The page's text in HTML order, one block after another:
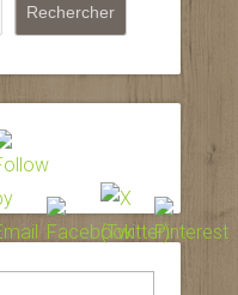
Rechercher